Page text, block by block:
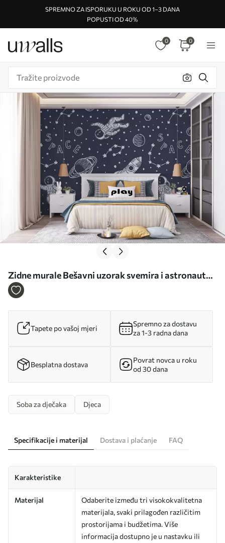
SPREMNO ZA ISPORUKU U ROKU OD 1–3 DANA
POPUSTI OD 40%
0 0
Zidne murale Bešavni uzorak svemira i astronauta
br. u97581
Tapete po vašoj mjeri
Spremno za dostavu
za 1-3 radna dana
Besplatna dostava
Povrat novca u roku
od 30 dana
Soba za dječaka Djeca
Specifikacije i materijal Dostava i plaćanje FAQ
Karakteristike
Materijal
Odaberite između tri visokokvalitetna
materijala, svaki prilagođen različitim
prostorijama i budžetima. Više
informacija dostupno je u nastavku ili